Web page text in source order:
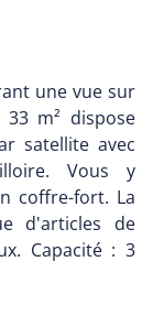
une vue sur
m² dispose
satellite avec
Vous y
coffre-fort. La
d'articles de
Capacité : 3